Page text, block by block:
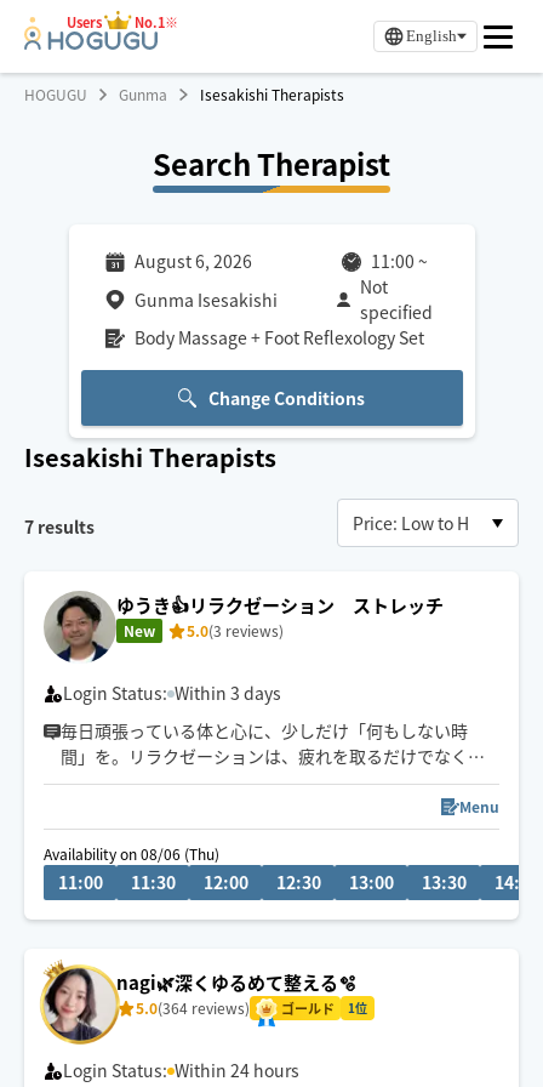
Users No.1※
English
HOGUGU Gunma Isesakishi Therapists
Search Therapist
August 6, 2026 11:00 ~
Gunma Isesakishi
Not
specified
Body Massage + Foot Reflexology Set
Change Conditions
Isesakishi Therapists
7 results
ゆうき👍リラクゼーション ストレッチ
New 5.0(3 reviews)
Login Status: Within 3 days
毎日頑張っている体と心に、少しだけ「何もしない時
間」を。リラクゼーションは、疲れを取るだけでなく呼
吸を深くし、思考をゆるめ、本来のバランスを取り戻す
ための時間です。力を抜くことで、体はちゃんと回復しま
す。ストレス/不眠/自立神経/冷え/身体のだるさ全体ご相
談ください。
ご自宅での施術でありましたら
Menu
Availability on 08/06 (Thu)
11:00 11:30 12:00 12:30 13:00 13:30 14:00
nagi🌿‬深くゆるめて整える🫧
5.0(364 reviews) ゴールド 1位
Login Status: Within 24 hours